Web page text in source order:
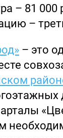
– 81
–
– это